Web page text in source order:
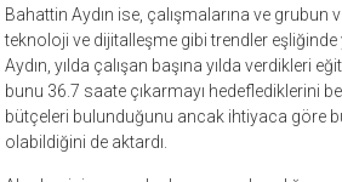
Bahattin Aydın ise, çalışmalarına ve grubun
teknoloji ve dijitalleşme gibi trendler eşliğinde
Aydın, yılda çalışan başına yılda verdikleri
bunu 36.7 saate çıkarmayı hedeflediklerini
bütçeleri bulunduğunu ancak ihtiyaca göre
olabildiğini de aktardı.